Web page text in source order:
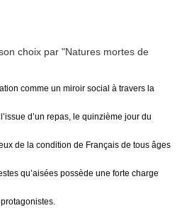
choix par "Natures mortes de
comme un miroir social à travers la
d’un repas, le quinzième jour du
de la condition de Français de tous âges
qu’aisées possède une forte charge